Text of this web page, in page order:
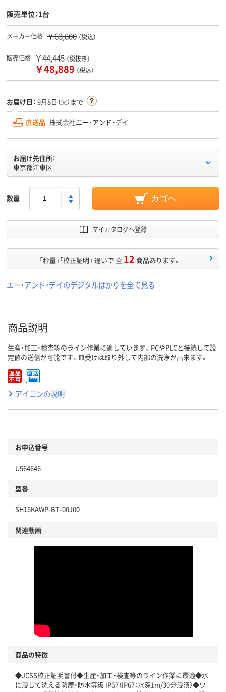
販売単位：1台
メーカー価格 ￥63,800 （税込）
販売価格 ￥44,445 （税抜き）
￥48,889 （税込）
お届け日： 9月8日（火）まで
直送品 株式会社エー・アンド・デイ
お届け先住所：
東京都江東区
数量 カゴへ
マイカタログへ登録
「秤量」「校正証明」 違いで 全 12 商品あります。
エー・アンド・デイのデジタルはかりを全て見る
商品説明
生産・加工・検査等のライン作業に適しています。PCやPLCと接続して設
定値の送信が可能です。皿受けは取り外して内部の洗浄が出来ます。
アイコンの説明
お申込番号
U564646
型番
SH15KAWP-BT-00J00
関連動画
商品の特徴
◆JCSS校正証明書付◆生産・加工・検査等のライン作業に最適◆水
に浸して洗える防塵・防水等級 IP67（IP67：水深1m/30分浸漬）◆ワ